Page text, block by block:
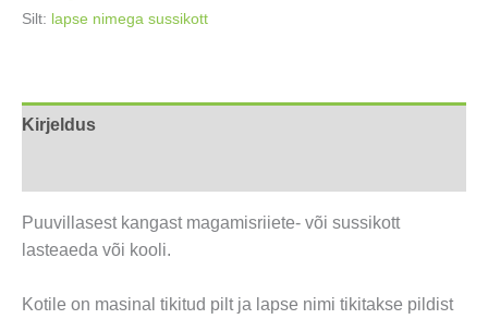
Silt: lapse nimega sussikott
Kirjeldus
Puuvillasest kangast magamisriiete- või sussikott
lasteaeda või kooli.
Kotile on masinal tikitud pilt ja lapse nimi tikitakse pildist